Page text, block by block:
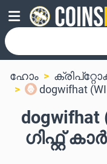
ഹോം
dogwifhat
ഗിഫ്റ്റ്